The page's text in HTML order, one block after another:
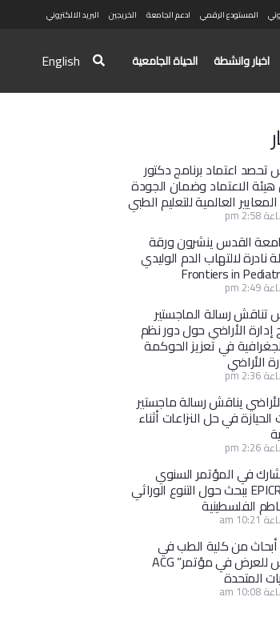
المستودع الرقمي ادعم الجامعة الخريجين البريد الالكتروني
اخبار وانشطة الحياة الجامعية English
اعتماد برنامج دكتور
الاعتماد وضمان الجودة
العالمية للتعليم الطبي
القدس ينشرون ورقة
نادرة لالتهاب الدم الوليدي
رسالة الماجستير
إدارة الأراضي حول دور نظم
في تعزيز الحوكمة
الأراضي
يناقش رسالة ماجستير
في حل النزاعات أثناء
في المؤتمر السنوي
الأول لـ EPICROPS ببحث حول التنوع الوراثي
الفلسطينية
من كلية الطب في
جامعة القدس للعرض في مؤتمر” ACG